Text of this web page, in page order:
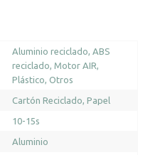
Aluminio reciclado ABS
reciclado Motor AIR
Plástico Otros
Cartón Reciclado Papel
10-15s
Aluminio